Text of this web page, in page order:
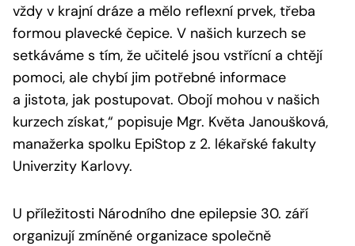
vždy v krajní dráze a mělo reflexní prvek, třeba
formou plavecké čepice. V našich kurzech se
setkáváme s tím, že učitelé jsou vstřícní a chtějí
pomoci, ale chybí jim potřebné informace
a jistota, jak postupovat. Obojí mohou v našich
kurzech získat,“ popisuje Mgr. Květa Janoušková,
manažerka spolku EpiStop z 2. lékařské fakulty
Univerzity Karlovy.
U příležitosti Národního dne epilepsie 30. září
organizují zmíněné organizace společně